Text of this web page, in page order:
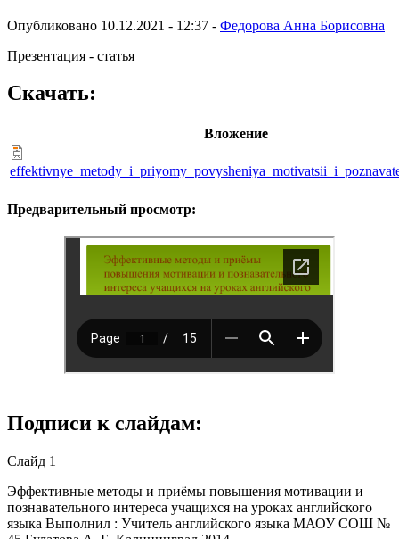
Опубликовано 10.12.2021 - 12:37 - Федорова Анна Борисовна
Презентация - статья
Скачать:
Вложение
Предварительный просмотр:
Подписи к слайдам:
Слайд 1
Эффективные методы и приёмы повышения мотивации и
познавательного интереса учащихся на уроках английского
языка Выполнил : Учитель английского языка МАОУ СОШ №